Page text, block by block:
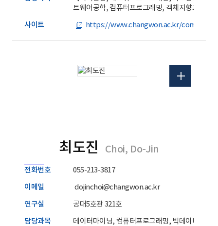
트웨어공학, 컴퓨터프로그래밍, 객체지향프로그
사이트 https://www.changwon.ac.kr/comnet/
최도진 Choi, Do-Jin
전화번호 055-213-3817
이메일 dojinchoi@changwon.ac.kr
연구실 공대5호관 321호
담당과목 데이터마이닝, 컴퓨터프로그래밍, 빅데이터